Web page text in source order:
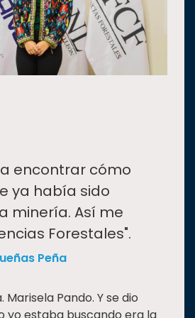
encontrar cómo
ya había sido
minería. Así me
Forestales".
Peña
Marisela Pando. Y se dio